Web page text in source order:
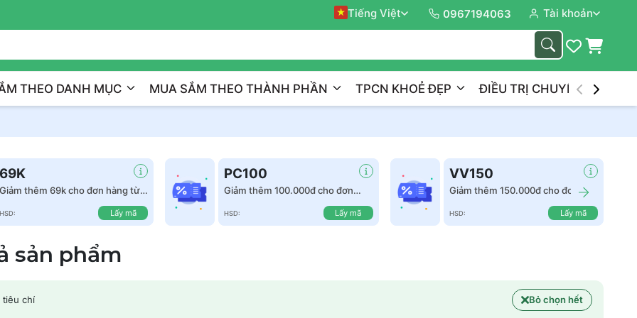
Tiếng Việt 0967194063
Tài khoản
THEO DANH MỤC MUA SẮM THEO THÀNH PHẦN TPCN KHOẺ ĐẸP ĐIỀU TRỊ CHUYÊN NGHIỆP
69K
Giảm thêm 69k cho đơn hàng từ
HSD: Lấy mã
PC100
Giảm thêm 100.000đ cho đơn
HSD: Lấy mã
VV150
Giảm thêm 150.000đ cho đơn
HSD: Lấy mã
sản phẩm
tiêu chí Bỏ chọn hết